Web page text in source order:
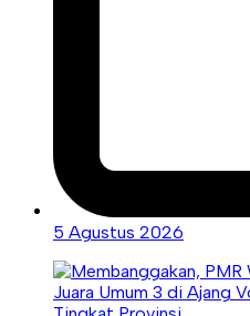
5 Agustus 2026